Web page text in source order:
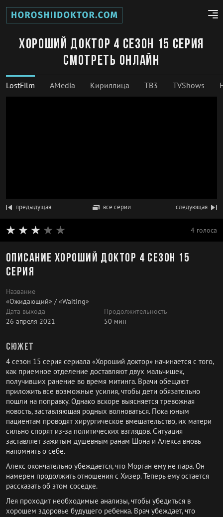
Хороший доктор 4 сезон 15 серия
смотреть онлайн
LostFilm AMedia Кириллица ТВ3 TVShows
предыдущая все серии следующая
4 голоса
Описание Хороший доктор 4 сезон 15
серия
Название
«Ожидающий» / «Waiting»
Дата выхода
26 апреля 2021
Продолжительность
50 мин
Сюжет
4 сезон 15 серия сериала «Хороший доктор» начинается с того,
как приемное отделение доставляют двух мальчишек,
получивших ранение во время митинга. Врачи обещают
приложить все возможные усилия, чтобы дети обязательно
пошли на поправку. Однако вскоре выясняется тревожная
новость, заставляющая родных волноваться. Пока юным
пациентам проводят хирургическое вмешательство, их матери
сильно спорят из-за политических взглядов. Ситуация
заставляет зажитым душевным ранам Шона и Алекса вновь
напомнить о себе.
Алекс окончательно убеждается, что Морган ему не пара. Он
намерен продолжить отношения с Хизер. Теперь ему остается
рассказать об этом соседке.
Лея проходит необходимые анализы, чтобы убедиться в
хорошем здоровье будущего ребенка. Врач убеждает, что